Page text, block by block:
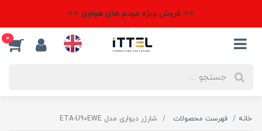
⭐⭐ فروش ویژه مودم های هواوی ⭐⭐
0
خانه فهرست محصولات شارژر دیواری مدل ETA-U90EWE